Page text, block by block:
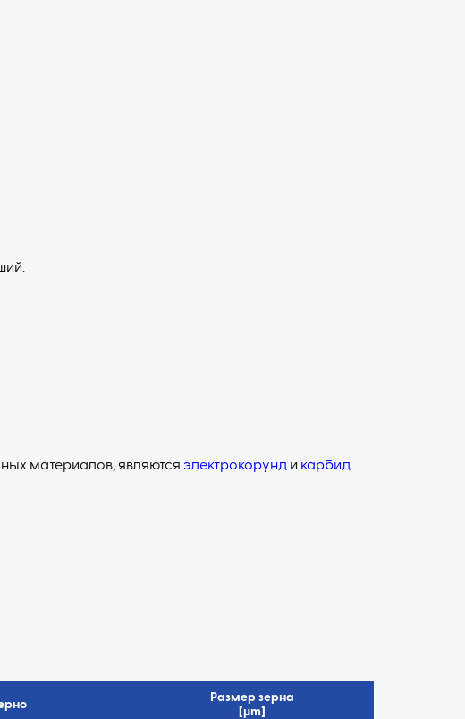
материалов, являются электрокорунд и карбид
Размер зерна
[µm]